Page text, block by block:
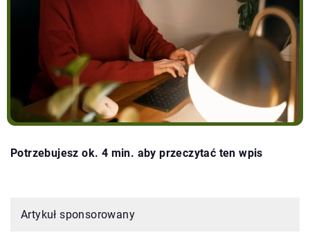
Potrzebujesz ok. 4 min. aby przeczytać ten wpis
Artykuł sponsorowany